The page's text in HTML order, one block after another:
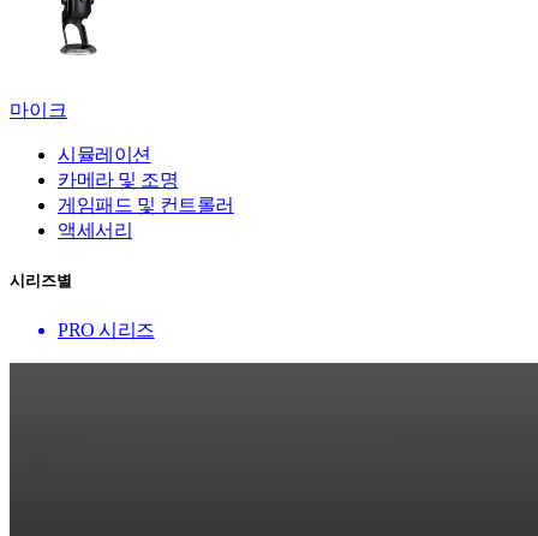
마이크
시뮬레이션
카메라 및 조명
게임패드 및 컨트롤러
액세서리
시리즈별
PRO 시리즈